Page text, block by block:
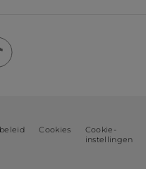
Cookies
Cookie-
instellingen